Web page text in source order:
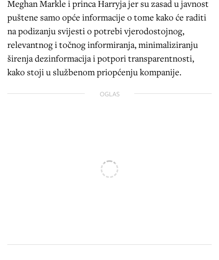
Meghan Markle i princa Harryja jer su zasad u javnost
puštene samo opće informacije o tome kako će raditi
na podizanju svijesti o potrebi vjerodostojnog,
relevantnog i točnog informiranja, minimaliziranju
širenja dezinformacija i potpori transparentnosti,
kako stoji u službenom priopćenju kompanije.
OGLAS